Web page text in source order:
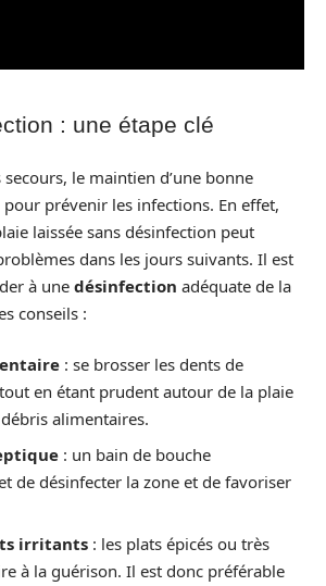
: une étape clé
le maintien d’une bonne
prévenir les infections. En effet,
laissée sans désinfection peut
dans les jours suivants. Il est
à une désinfection adéquate de la
conseils :
: se brosser les dents de
en étant prudent autour de la plaie
alimentaires.
: un bain de bouche
de désinfecter la zone et de favoriser
irritants : les plats épicés ou très
à la guérison. Il est donc préférable